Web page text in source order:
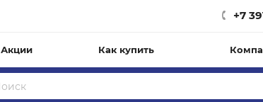
+7
Акции Как купить